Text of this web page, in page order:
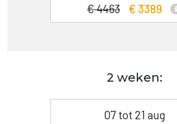
€ 4463
€ 3389
2 weken:
07 tot 21 aug